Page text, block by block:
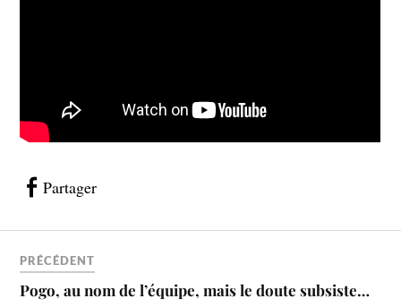
Partager
PRÉCÉDENT
Pogo, au nom de l’équipe, mais le doute subsiste…